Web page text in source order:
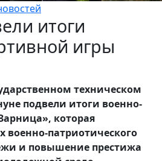
итоги
игры
техническом
подвели итоги военно-
которая
военно-патриотического
и повышение престижа